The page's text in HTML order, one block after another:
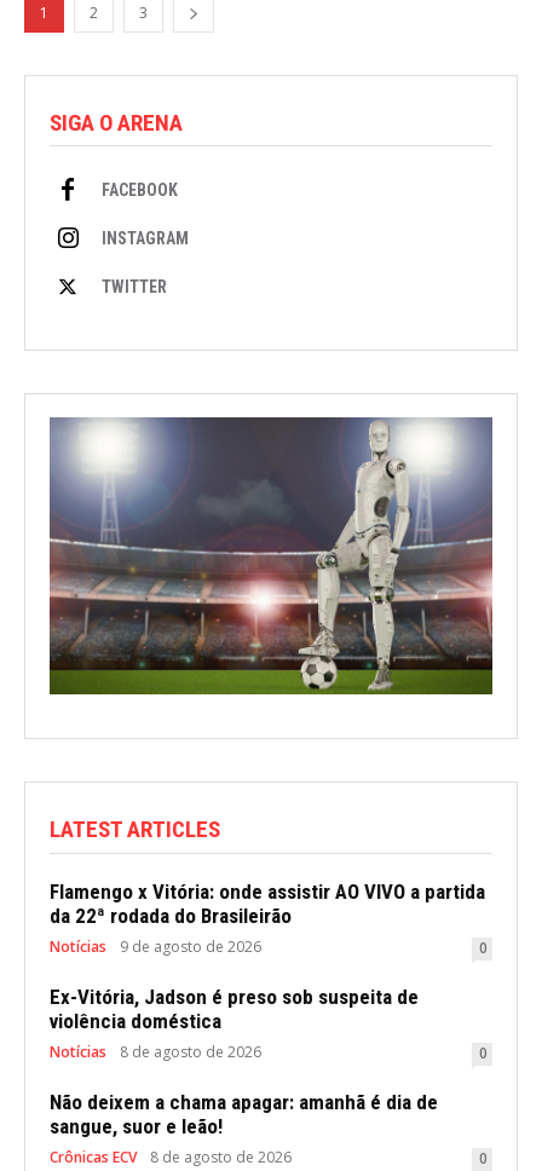
1 2 3
SIGA O ARENA
FACEBOOK
INSTAGRAM
TWITTER
LATEST ARTICLES
Flamengo x Vitória: onde assistir AO VIVO a partida
da 22ª rodada do Brasileirão
Notícias 9 de agosto de 2026 0
Ex-Vitória, Jadson é preso sob suspeita de
violência doméstica
Notícias 8 de agosto de 2026 0
Não deixem a chama apagar: amanhã é dia de
sangue, suor e leão!
Crônicas ECV 8 de agosto de 2026 0